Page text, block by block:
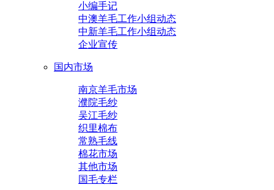
小编手记
中澳羊毛工作小组动态
中新羊毛工作小组动态
企业宣传
国内市场
南京羊毛市场
濮院毛纱
吴江毛纱
织里棉布
常熟毛线
棉花市场
其他市场
国毛专栏